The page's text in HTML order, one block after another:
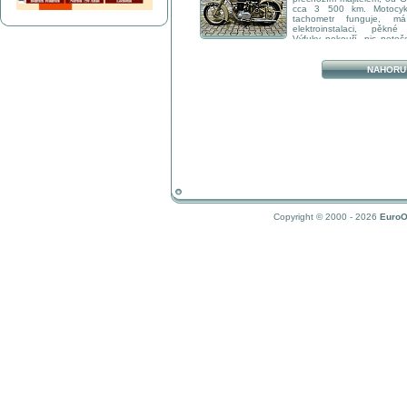
cca 3 500 km.
tachometr funguje,
elektroinstalaci, pěkné
Výfuky nekouří, nic
prohlédnout a svézt se. Kosmetické vady laku
jedná se o starší renovaci. Lak je proveden ve
pouštním odstínu (Desert), který je u nás
NAHORU
Copyright © 2000 - 2026